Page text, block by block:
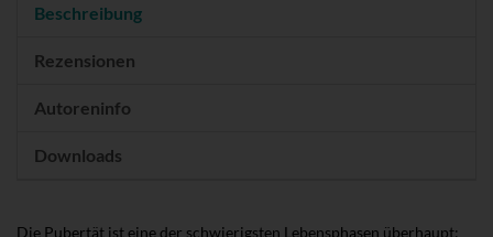
Beschreibung
Rezensionen
Autoreninfo
Downloads
Die Pubertät ist eine der schwierigsten Lebensphasen überhaupt: